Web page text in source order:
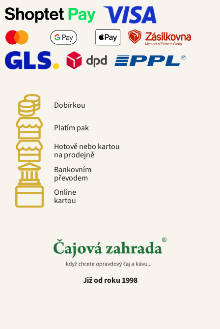
Dobírkou
Platím pak
Hotově nebo kartou
na prodejně
Bankovním
převodem
Online
kartou
Již od roku 1998